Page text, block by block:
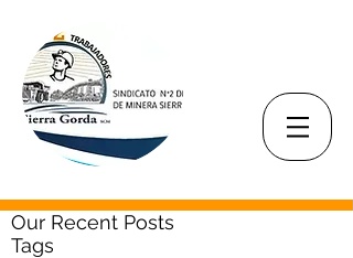
Our Recent Posts
Tags